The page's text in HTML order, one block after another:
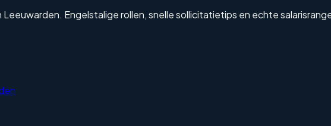
Engelstalige rollen, snelle sollicitatietips en echte